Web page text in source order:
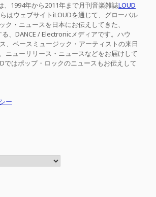
、1994年から2011年まで月刊音楽雑誌LOUD
はウェブサイトiLOUDを通じて、グローバル
ク・ニュースを日本にお伝えしてきた、
、DANCE / Electronicメディアです。ハウ
、ベースミュージック・アーティストの来日
ニューリリース・ニュースなどをお届けして
ではポップ・ロックのニュースもお伝えして
ー